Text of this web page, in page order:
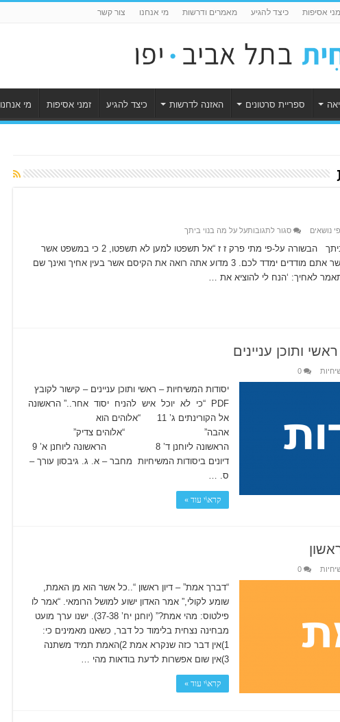
אסיפות כיצד להגיע מאמרים ודרשות מי אנחנו צור קשר
ספריית סרטונים האזנה לדרשות כיצד להגיע זמני אסיפות מי אנחנו
נושאים סגור לתגובותעל על מה בנוי ביתך
על מה בנוי ביתך על מה בנוי ביתך הבשורה על-פי מתי פרק ז ז “אל תשפטו למען לא תשפטו, 2 כי במשפט אשר
אתם שופטים תשפטו ובמדה אשר אתם מודדים ימדד לכם. 3 מדוע אתה רואה את הקיסם אשר בעין אחיך ואינך שם
ותוכן עניינים
0
יסודות המשיחיות – ראשי ותוכן עניינים – קישור לקובץ
PDF “כי לא יוכל איש להניח יסוד אחר..” הראשונה
אל הקורינתים ג’ 11 “אלוהים הוא
אהבה” “אלוהים צדיק”
הראשונה ליוחנן ד’ 8 הראשונה ליוחנן א’ 9
דיונים ביסודות המשיחיות מחבר – א. ג. גיבסון עורך –
ס. …
קרא\י עוד »
0
“דברך אמת” – דיון ראשון “..כל אשר הוא מן האמת,
שומע לקולי,” אמר האדון ישוע למושל הרומאי. “אמר לו
פילטוס: מהי אמת?” (יוחנן יח’ 37-38). ישנו ערך מועט
מבחינה נצחית בלימוד כל דבר, כשאנו מאמינים כי:
1)אין דבר כזה שנקרא אמת 2)האמת תמיד משתנה
3)אין שום אפשרות לדעת בודאות מהי …
קרא\י עוד »